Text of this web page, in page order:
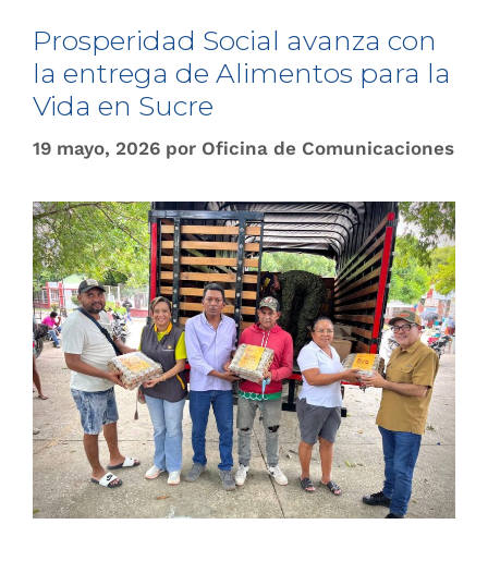
Prosperidad Social avanza con
la entrega de Alimentos para la
Vida en Sucre
19 mayo, 2026 por Oficina de Comunicaciones